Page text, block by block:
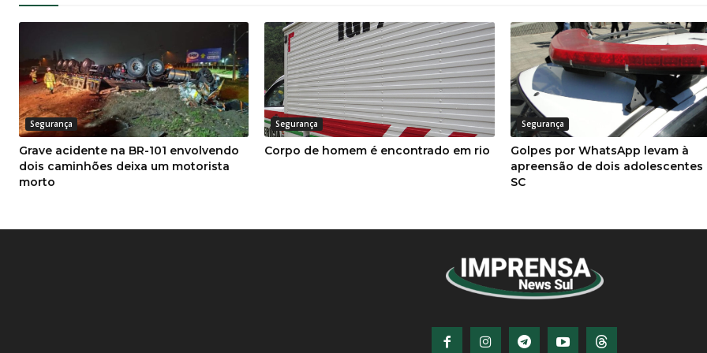
Segurança
Grave acidente na BR-101 envolvendo
dois caminhões deixa um motorista
morto
Segurança
Corpo de homem é encontrado em rio
Segurança
Golpes por WhatsApp levam à
apreensão de dois adolescentes
SC